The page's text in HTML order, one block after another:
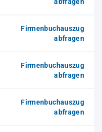
Firmenbuchauszug
abfragen
Firmenbuchauszug
abfragen
Firmenbuchauszug
abfragen